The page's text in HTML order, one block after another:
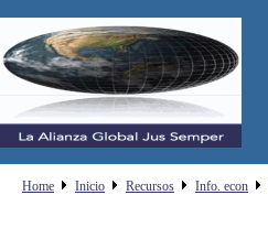
Home Inicio Recursos Info. econ